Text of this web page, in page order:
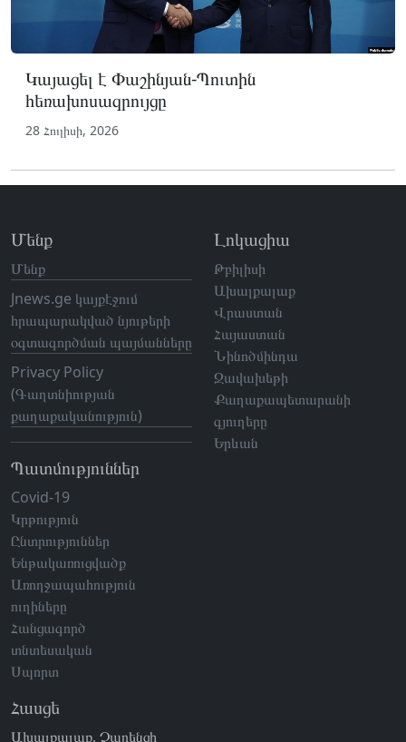
Կայացել է Փաշինյան-Պուտին
հեռախոսազրույցը
28 Հուլիսի, 2026
Մենք
Մենք
Jnews.ge կայքէջում
հրապարակված նյութերի
օգտագործման պայմանները
Privacy Policy
(Գաղտնիության
քաղաքականություն)
Պատմություններ
Covid-19
Կրթություն
Ընտրություններ
Ենթակառուցվածք
Առողջապահություն
ուղիները
Հանցագործ
տնտեսական
Սպորտ
Լոկացիա
Թբիլիսի
Ախալքալաք
Վրաստան
Հայաստան
Նինոծմինդա
Ջավախեթի
Քաղաքապետարանի
գյուղերը
Երևան
Հասցե
Ախալքալաք, Չարենցի